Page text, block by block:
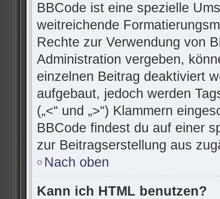
BBCode ist eine spezielle
weitreichende
Rechte zur Verwendung von
Administration vergeben,
einzelnen Beitrag deaktiviert
aufgebaut, jedoch werden
(„<“ und „>“) Klammern
BBCode findest du auf einer
zur Beitragserstellung aus
Nach oben
Kann ich HTML benutzen?